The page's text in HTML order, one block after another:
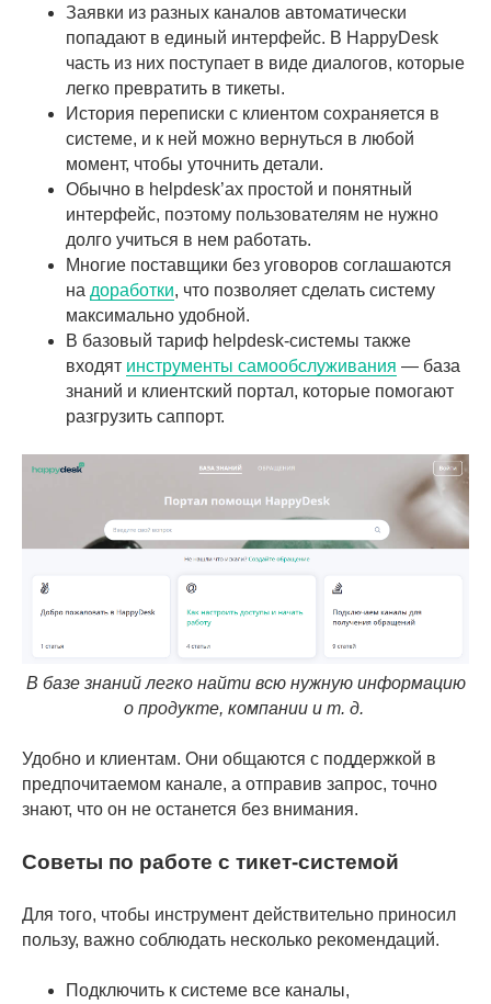
Заявки из разных каналов автоматически
попадают в единый интерфейс. В HappyDesk
часть из них поступает в виде диалогов, которые
легко превратить в тикеты.
История переписки с клиентом сохраняется в
системе, и к ней можно вернуться в любой
момент, чтобы уточнить детали.
Обычно в helpdesk’ах простой и понятный
интерфейс, поэтому пользователям не нужно
долго учиться в нем работать.
Многие поставщики без уговоров соглашаются
на доработки, что позволяет сделать систему
максимально удобной.
В базовый тариф helpdesk-системы также
входят инструменты самообслуживания — база
знаний и клиентский портал, которые помогают
разгрузить саппорт.
В базе знаний легко найти всю нужную информацию
о продукте, компании и т. д.
Удобно и клиентам. Они общаются с поддержкой в
предпочитаемом канале, а отправив запрос, точно
знают, что он не останется без внимания.
Советы по работе с тикет-системой
Для того, чтобы инструмент действительно приносил
пользу, важно соблюдать несколько рекомендаций.
Подключить к системе все каналы,